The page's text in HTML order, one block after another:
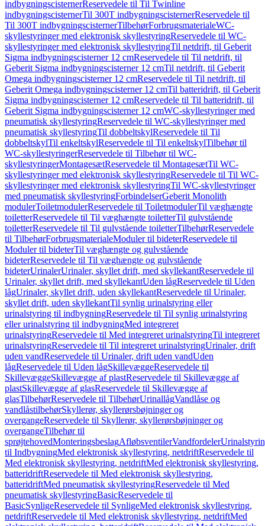
indbygningscisternerReservedele til Til Twinline
indbygningscisternerTil 300T indbygningscisternerReservedele til
Til 300T indbygningscisternerTilbehørForbrugsmaterialeWC-
skyllestyringer med elektronisk skyllestyringReservedele til WC-
skyllestyringer med elektronisk skyllestyringTil netdrift, til Geberit
Sigma indbygningscisterner 12 cmReservedele til Til netdrift, til
Geberit Sigma indbygningscisterner 12 cmTil netdrift, til Geberit
Omega indbygningscisterner 12 cmReservedele til Til netdrift, til
Geberit Omega indbygningscisterner 12 cmTil batteridrift, til Geberit
Sigma indbygningscisterner 12 cmReservedele til Til batteridrift, til
Geberit Sigma indbygningscisterner 12 cmWC-skyllestyringer med
pneumatisk skyllestyringReservedele til WC-skyllestyringer med
pneumatisk skyllestyringTil dobbeltskylReservedele til Til
dobbeltskylTil enkeltskylReservedele til Til enkeltskylTilbehør til
WC-skyllestyringerReservedele til Tilbehør til WC-
skyllestyringerMontagesætReservedele til MontagesætTil WC-
skyllestyringer med elektronisk skyllestyringReservedele til Til WC-
skyllestyringer med elektronisk skyllestyringTil WC-skyllestyringer
med pneumatisk skyllestyringForbindelserGeberit Monolith
modulerToiletmodulerReservedele til ToiletmodulerTil væghængte
toiletterReservedele til Til væghængte toiletterTil gulvstående
toiletterReservedele til Til gulvstående toiletterTilbehørReservedele
til TilbehørForbrugsmaterialeModuler til bideterReservedele til
Moduler til bideterTil væghængte og gulvstående
bideterReservedele til Til væghængte og gulvstående
bideterUrinalerUrinaler, skyllet drift, med skyllekantReservedele til
Urinaler, skyllet drift, med skyllekantUden lågReservedele til Uden
lågUrinaler, skyllet drift, uden skyllekantReservedele til Urinaler,
skyllet drift, uden skyllekantTil synlig urinalstyring eller
urinalstyring til indbygningReservedele til Til synlig urinalstyring
eller urinalstyring til indbygningMed integreret
urinalstyringReservedele til Med integreret urinalstyringTil integreret
urinalstyringReservedele til Til integreret urinalstyringUrinaler, drift
uden vandReservedele til Urinaler, drift uden vandUden
lågReservedele til Uden lågSkillevæggeReservedele til
SkillevæggeSkillevægge af plastReservedele til Skillevægge af
plastSkillevægge af glasReservedele til Skillevægge af
glasTilbehørReservedele til TilbehørUrinallågVandlåse og
vandlåstilbehørSkyllerør, skyllerørsbøjninger og
overgangeReservedele til Skyllerør, skyllerørsbøjninger og
overgangeTilbehør til
sprøjtehovedMonteringsbeslagAfløbsventilerVandfordeler
til IndbygningMed elektronisk skyllestyring, netdriftReservedele til
Med elektronisk skyllestyring, netdriftMed elektronisk skyllestyring,
batteridriftReservedele til Med elektronisk skyllestyring,
batteridriftMed pneumatisk skyllestyringReservedele til Med
pneumatisk skyllestyringBasicReservedele til
BasicSynligeReservedele til SynligeMed elektronisk skyllestyring,
netdriftReservedele til Med elektronisk skyllestyring, netdriftMed